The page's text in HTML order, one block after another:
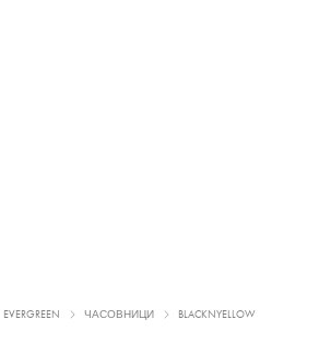
EVERGREEN ЧАСОВНИЦИ BLACKNYELLOW